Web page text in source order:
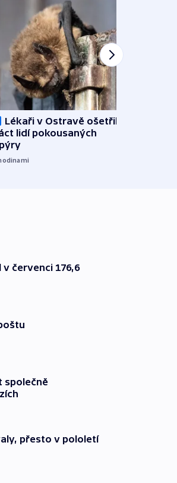
Lékaři v Ostravě ošetřili už
lidí pokousaných
červenci 176,6
společně
přesto v pololetí